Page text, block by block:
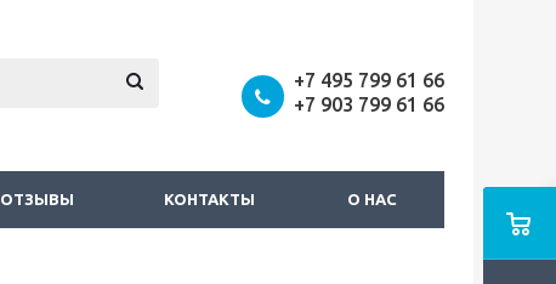
+7 495 799 61 66
+7 903 799 61 66
ОТЗЫВЫ КОНТАКТЫ О НАС